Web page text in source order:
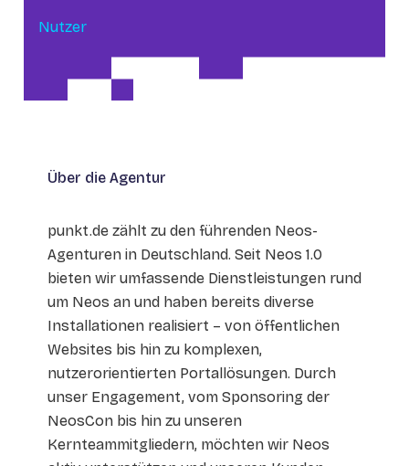
Nutzer
Über die Agentur
punkt.de zählt zu den führenden Neos-
Agenturen in Deutschland. Seit Neos 1.0
bieten wir umfassende Dienstleistungen rund
um Neos an und haben bereits diverse
Installationen realisiert – von öffentlichen
Websites bis hin zu komplexen,
nutzerorientierten Portallösungen. Durch
unser Engagement, vom Sponsoring der
NeosCon bis hin zu unseren
Kernteammitgliedern, möchten wir Neos